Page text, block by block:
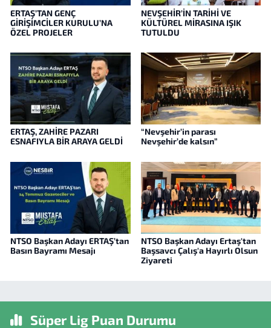
ERTAŞ’TAN GENÇ
GİRİŞİMCİLER KURULU’NA
ÖZEL PROJELER
NEVŞEHİR’İN TARİHİ VE
KÜLTÜREL MİRASINA IŞIK
TUTULDU
ERTAŞ, ZAHİRE PAZARI
ESNAFIYLA BİR ARAYA GELDİ
“Nevşehir’in parası
Nevşehir’de kalsın”
NTSO Başkan Adayı ERTAŞ’tan
Basın Bayramı Mesajı
NTSO Başkan Adayı Ertaş'tan
Başsavcı Çalış'a Hayırlı Olsun
Ziyareti
Süper Lig Puan Durumu